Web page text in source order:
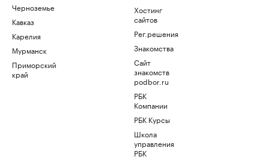
Черноземье
Кавказ
Карелия
Мурманск
Приморский
край
Хостинг
сайтов
Рег.решения
Знакомства
Сайт
знакомств
podbor.ru
РБК
Компании
РБК Курсы
Школа
управления
РБК